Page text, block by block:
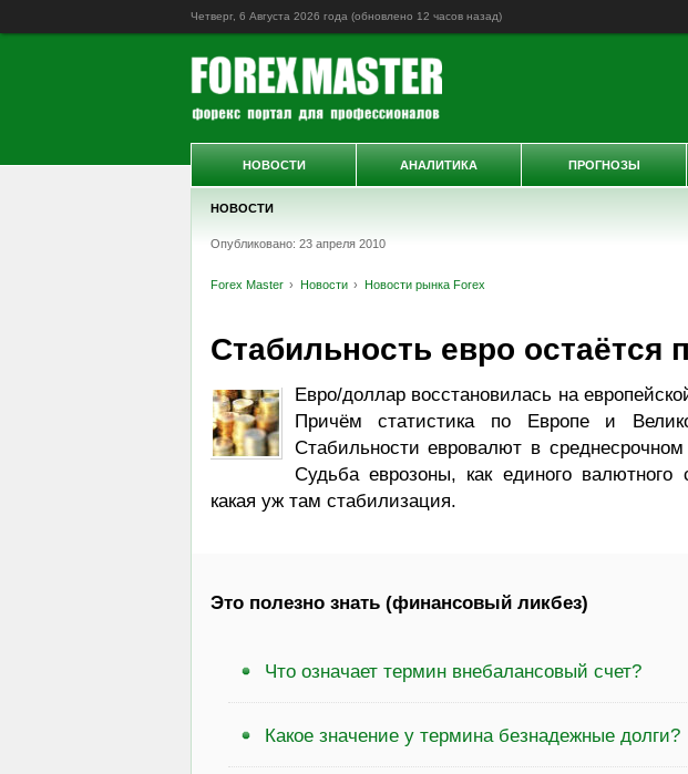
Четверг, 6 Августа 2026 года (обновлено 12 часов назад)
НОВОСТИ
Опубликовано: 23 апреля 2010
Forex Master Новости Новости рынка Forex
Стабильность евро остаётся
Евро/доллар восстановилась на
Причём статистика по Европе и
Стабильности евровалют в
Судьба еврозоны, как единого
какая уж там стабилизация.
Это полезно знать (финансовый ликбез)
Что означает термин внебалансовый счет?
Какое значение у термина безнадежные долги?
НОВОСТИ АНАЛИТИКА ПРОГНОЗЫ